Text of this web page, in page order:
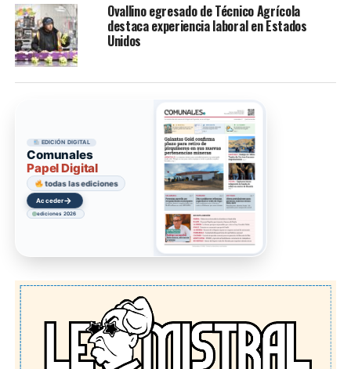
Ovallino egresado de Técnico Agrícola
destaca experiencia laboral en Estados
Unidos
EDICIÓN DIGITAL
Comunales
Papel Digital
todas las ediciones
Acceder→
ediciones 2026